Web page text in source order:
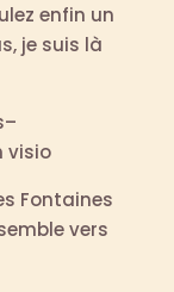
enfin un
je suis là
visio
Fontaines
vers